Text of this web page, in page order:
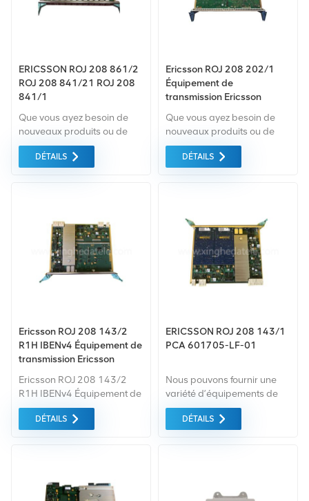
possible.
ERICSSON ROJ 208 861/2
ROJ 208 841/21 ROJ 208
841/1
Que vous ayez besoin de
nouveaux produits ou de
produits rénovés, il faut une
approche globale Garantie
achetons uniquement des
et la protection de
l'environnement. Tout cela
est fourni au meilleur prix
possible.
DÉTAILS
Ericsson ROJ 208 202/1
Équipement de
transmission Ericsson
Que vous ayez besoin de
nouveaux produits ou de
produits rénovés, il faut une
approche globale Garantie
achetons uniquement des
et la protection de
l'environnement. Tout cela
est fourni au meilleur prix
possible.
DÉTAILS
Ericsson ROJ 208 143/2
R1H IBENv4 Équipement de
transmission Ericsson
Ericsson ROJ 208 143/2
R1H IBENv4 Équipement de
transmission Ericsson
Description du produit Que
nouveaux produits ou de
norme. Nous achetons
DÉTAILS
ERICSSON ROJ 208 143/1
PCA 601705-LF-01
Nous pouvons fournir une
variété d’équipements de
transmission Ericsson neufs
et d’occasion pour Ericsson
143/1 Si vous avez d'autres
DÉTAILS